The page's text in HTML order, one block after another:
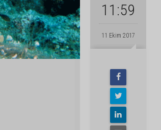
11:59
11 Ekim 2017